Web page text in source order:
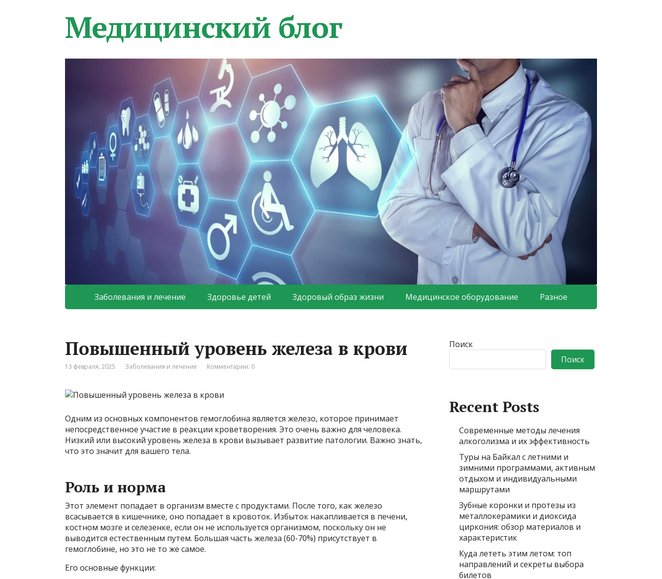
Медицинский блог
Заболевания и лечение Здоровье детей Здоровый образ жизни Медицинское оборудование Разное
Повышенный уровень железа в крови
13 февраля, 2025 Заболевания и лечение Комментарии: 0
Одним из основных компонентов гемоглобина является железо, которое принимает
непосредственное участие в реакции кроветворения. Это очень важно для человека.
Низкий или высокий уровень железа в крови вызывает развитие патологии. Важно знать,
что это значит для вашего тела.
Роль и норма
Этот элемент попадает в организм вместе с продуктами. После того, как железо
всасывается в кишечнике, оно попадает в кровоток. Избыток накапливается в печени,
костном мозге и селезенке, если он не используется организмом, поскольку он не
выводится естественным путем. Большая часть железа (60-70%) присутствует в
гемоглобине, но это не то же самое.
Его основные функции:
Поиск
Поиск
Recent Posts
Современные методы лечения
алкоголизма и их эффективность
Туры на Байкал с летними и
зимними программами, активным
отдыхом и индивидуальными
маршрутами
Зубные коронки и протезы из
металлокерамики и диоксида
циркония: обзор материалов и
характеристик
Куда лететь этим летом: топ
направлений и секреты выбора
билетов